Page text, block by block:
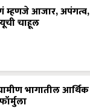
म्हणजे आजार, अपंगत्व,
चाहूल
भागातील आर्थिक